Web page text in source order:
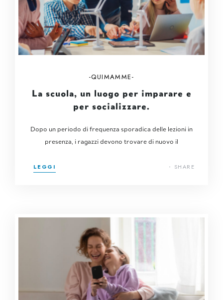
QUIMAMME
La scuola, un luogo per imparare e
per socializzare.
Dopo un periodo di frequenza sporadica delle lezioni in
presenza, i ragazzi devono trovare di nuovo il
LEGGI SHARE